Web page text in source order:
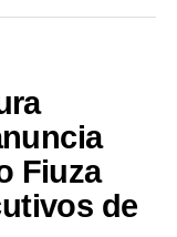
potencial de
o marketing
dados em
Maria
atuação
Fiuza
de